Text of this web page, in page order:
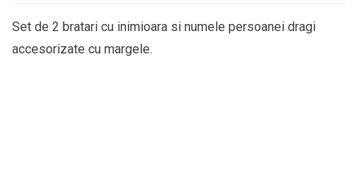
Set de 2 bratari cu inimioara si numele persoanei dragi
accesorizate cu margele.